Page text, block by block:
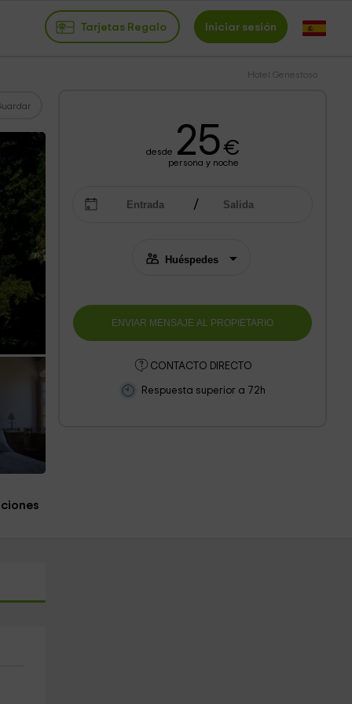
Tarjetas Regalo Iniciar sesión
Hotel Genestoso
desde 25€
persona y noche
CONTACTO DIRECTO
Respuesta superior a 72h